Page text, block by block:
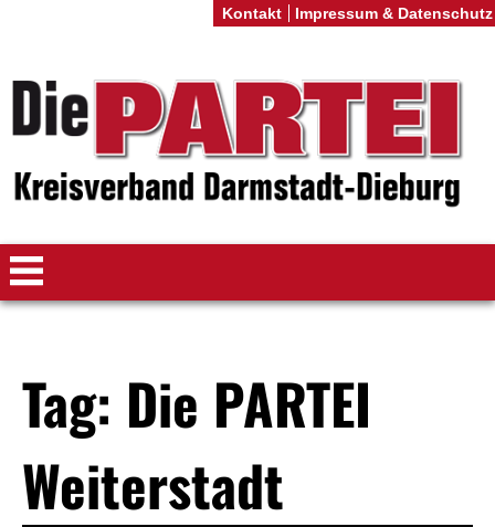
Tag: Die PARTEI
Weiterstadt
Kontakt Impressum & Datenschutz